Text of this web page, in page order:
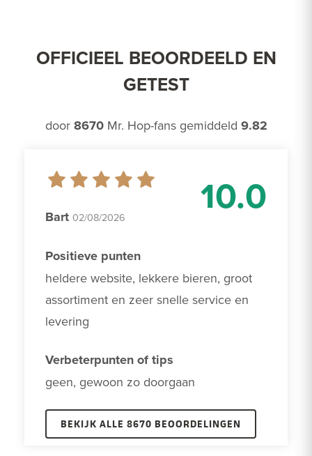
OFFICIEEL BEOORDEELD EN
GETEST
door 8670Mr. Hop-fans gemiddeld 9.82
10.0
Bart 02/08/2026
Positieve punten
heldere website, lekkere bieren, groot
assortiment en zeer snelle service en
levering
Verbeterpunten of tips
geen, gewoon zo doorgaan
BEKIJK ALLE 8670 BEOORDELINGEN